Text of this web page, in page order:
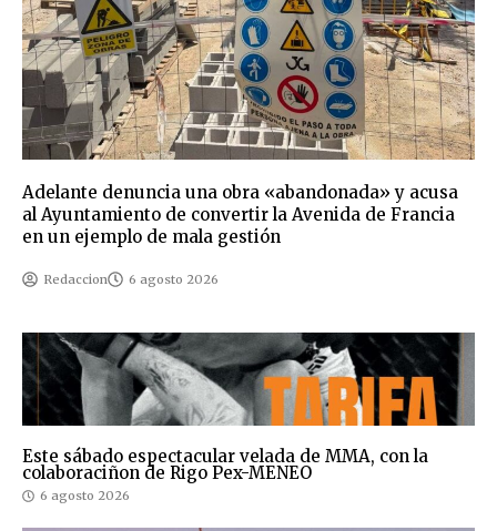
Adelante denuncia una obra «abandonada» y acusa
al Ayuntamiento de convertir la Avenida de Francia
en un ejemplo de mala gestión
Redaccion 6 agosto 2026
Este sábado espectacular velada de MMA, con la
colaboraciñon de Rigo Pex-MENEO
6 agosto 2026